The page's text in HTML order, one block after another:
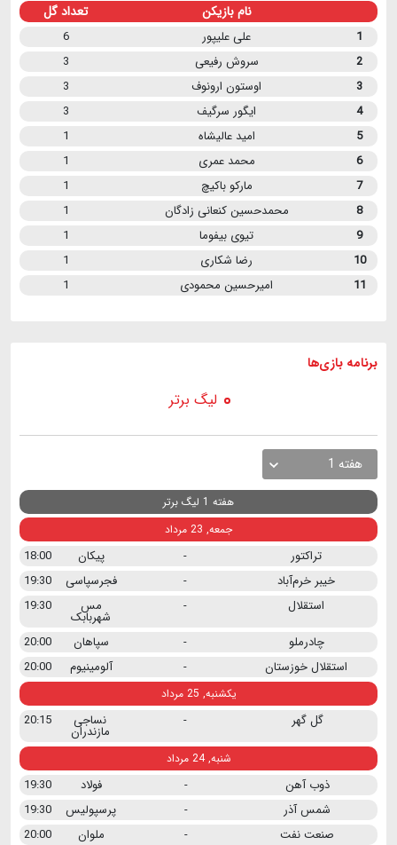
نام بازیکن تعداد گل
1 علی علیپور
6
2
سروش رفیعی
3
3
اوستون ارونوف
3
4
ایگور سرگیف
3
5
امید عالیشاه
1
6
محمد عمری
1
7
مارکو باکیچ
1
8
محمدحسین کنعانی زادگان
1
9
تیوی بیفوما
1
10
رضا شکاری
1
11
امیرحسین محمودی 1
برنامه بازی ها
لیگ برتر
هفته 1
هفته 1 لیگ برتر
جمعه, 23 مرداد
تراکتور - پیکان
18:00
خیبر خرم‌آباد
- فجرسپاسی
19:30
استقلال
- مس
شهربابک
19:30
چادرملو
- سپاهان
20:00
استقلال خوزستان
- آلومینیوم 20:00
یکشنبه, 25 مرداد
گل گهر - نساجی
مازندران
20:15
شنبه, 24 مرداد
ذوب آهن - فولاد
19:30
شمس آذر
- پرسپولیس
19:30
صنعت نفت
- ملوان 20:00